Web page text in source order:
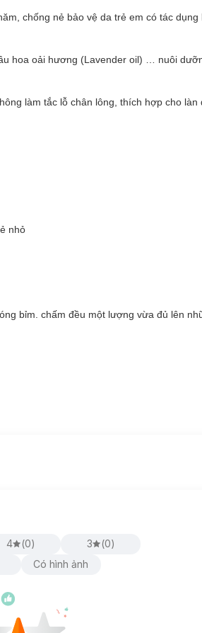
chống nẻ bảo vệ da trẻ em có tác
hoa oải hương (Lavender oil) … nuôi
làm tắc lỗ chân lông, thích hợp cho làn
nhỏ
bỉm. chấm đều một lượng vừa đủ lên
4 (0) 3 (0)
Có hình ảnh